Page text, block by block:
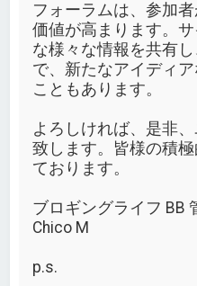
フォーラムは、参加
価値が高まります。
な様々な情報を共有
で、新たなアイディ
こともあります。
よろしければ、是非
致します。皆様の積
ております。
ブロギングライフ BB
Chico M
p.s.